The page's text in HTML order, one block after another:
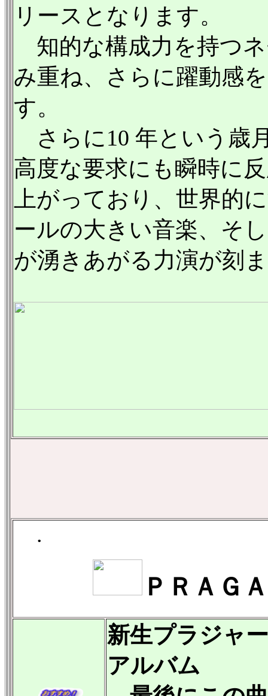
リースとなります。
知的な構成力を持つ
み重ね、さらに躍動感
す。
さらに10 年という歳
高度な要求にも瞬時に
上がっており、世界的
ールの大きい音楽、そ
が湧きあがる力演が刻
.
ＰＲＡＧ
新生プラジャ
アルバム